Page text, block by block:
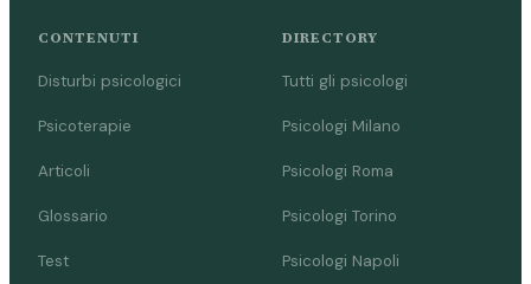
CONTENUTI
Disturbi psicologici
Psicoterapie
Articoli
Glossario
Test
DIRECTORY
Tutti gli psicologi
Psicologi Milano
Psicologi Roma
Psicologi Torino
Psicologi Napoli